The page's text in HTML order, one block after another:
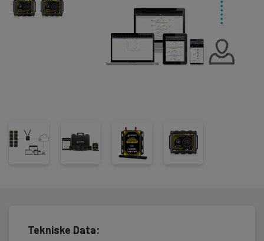
enhetene kan batterinivå, signalstyrke og kvalitet lett sees.
Se spesifikasjoner i databladet.
1 x solid koffert for oppbevaring
Tekniske Data: